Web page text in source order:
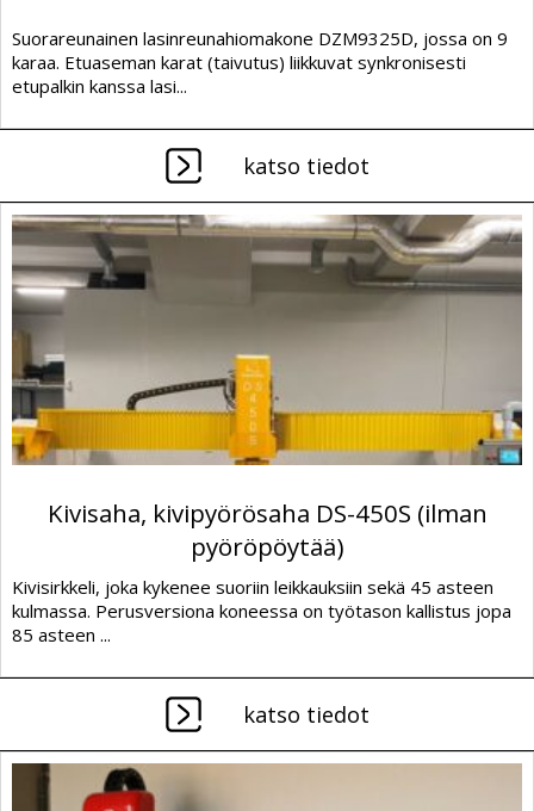
Suorareunainen lasinreunahiomakone DZM9325D, jossa on 9
karaa. Etuaseman karat (taivutus) liikkuvat synkronisesti
etupalkin kanssa lasi...
katso tiedot
Kivisaha, kivipyörösaha DS-450S (ilman
pyöröpöytää)
Kivisirkkeli, joka kykenee suoriin leikkauksiin sekä 45 asteen
kulmassa. Perusversiona koneessa on työtason kallistus jopa
85 asteen ...
katso tiedot